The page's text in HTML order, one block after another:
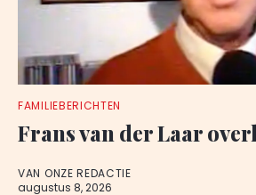
FAMILIEBERICHTEN
Frans van der Laar
VAN ONZE REDACTIE
augustus 8, 2026